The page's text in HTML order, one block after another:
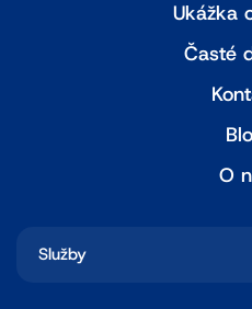
Ukážka
Časté
O
Služby